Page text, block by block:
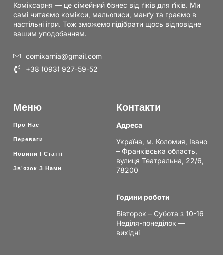
Коміксарня — це сімейний бізнес від ґіків для ґіків. Ми
самі читаємо комікси, мальописи, манґу та граємо в
настільні ігри. Тож зможемо підібрати щось відповідне
вашим уподобанням.
comixarnia@gmail.com
+38 (093) 927-59-52
Меню
Про Нас
Переваги
Новини І Статті
Зв'язок З Нами
Контакти
Адреса
Україна, м. Коломия, Івано
– Франківська область,
вулиця Театральна, 22/6,
78200
Години роботи
Вівторок – Субота з 10-16
Неділя-понеділок —
вихідні